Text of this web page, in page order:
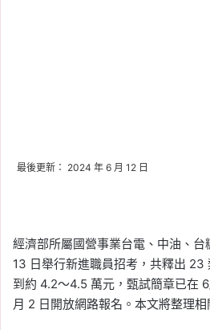
最後更新： 2024 年 6 月 12 日
經濟部所屬國營事業台電、中油、台
13 日舉行新進職員招考，共釋出
到約 4.2～4.5 萬元，甄試簡章已在
月 2 日開放網路報名。本文將整理相